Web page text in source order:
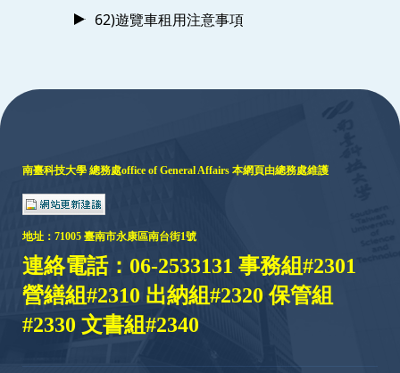
62)遊覽車租用注意事項
南臺科技大學 總務處office of General Affairs 本網頁由總務處維護
地址： 71005 臺南市永康區南台街1號
連絡電話：06-2533131 事務組#2301
營繕組#2310 出納組#2320 保管組
#2330 文書組#2340